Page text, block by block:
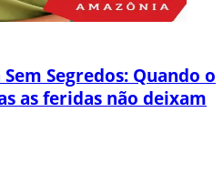
Segredos: Quando o
as feridas não deixam